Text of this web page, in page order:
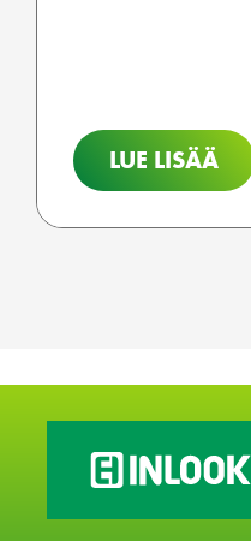
LUE LISÄÄ